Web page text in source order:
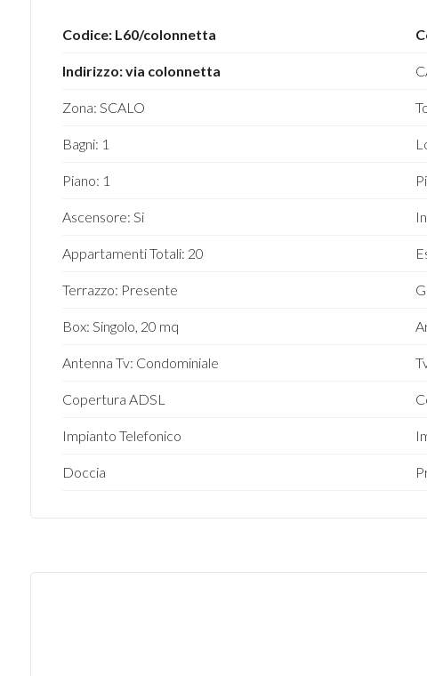
Codice: L60/colonnetta
Indirizzo: via colonnetta
Zona: SCALO
Bagni: 1
Piano: 1
Ascensore: Si
Appartamenti Totali: 20
Terrazzo: Presente
Box: Singolo, 20 mq
Antenna Tv: Condominiale
Copertura ADSL
Impianto Telefonico
Doccia
multiscelta
Giardino
Balcone/Terrazzo
Arredato
Nuova costruzione